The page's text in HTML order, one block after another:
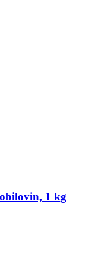
1 kg